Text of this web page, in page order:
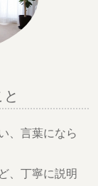
、言葉になら
、丁寧に説明